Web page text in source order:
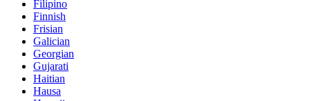
Filipino
Finnish
Frisian
Galician
Georgian
Gujarati
Haitian
Hausa